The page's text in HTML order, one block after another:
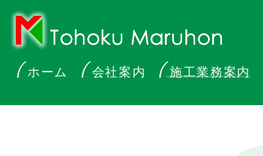
ホーム 会社案内 施工業務案内